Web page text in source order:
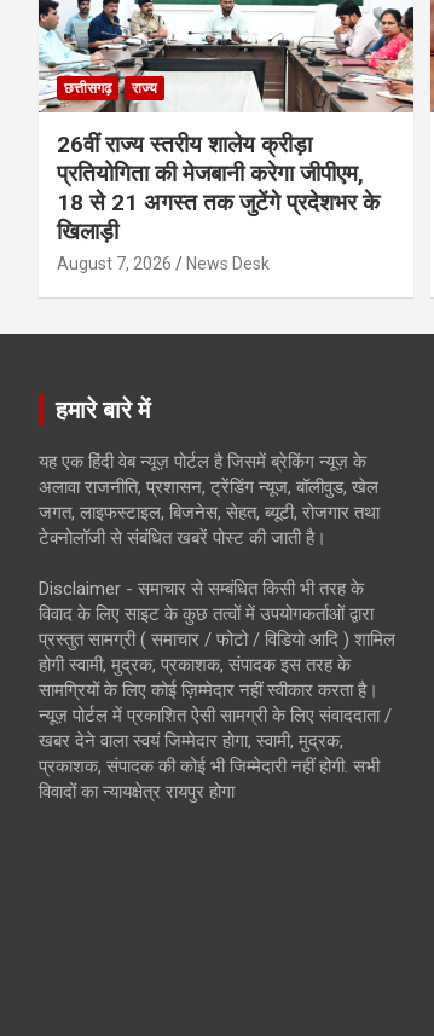
छत्तीसगढ़ राज्य
26वीं राज्य स्तरीय शालेय क्रीड़ा
प्रतियोगिता की मेजबानी करेगा जीपीएम,
18 से 21 अगस्त तक जुटेंगे प्रदेशभर के
खिलाड़ी
August 7, 2026 News Desk
हमारे बारे में
यह एक हिंदी वेब न्यूज़ पोर्टल है जिसमें ब्रेकिंग न्यूज़ के
अलावा राजनीति, प्रशासन, ट्रेंडिंग न्यूज, बॉलीवुड, खेल
जगत, लाइफस्टाइल, बिजनेस, सेहत, ब्यूटी, रोजगार तथा
टेक्नोलॉजी से संबंधित खबरें पोस्ट की जाती है।
Disclaimer - समाचार से सम्बंधित किसी भी तरह के
विवाद के लिए साइट के कुछ तत्वों में उपयोगकर्ताओं द्वारा
प्रस्तुत सामग्री ( समाचार / फोटो / विडियो आदि ) शामिल
होगी स्वामी, मुद्रक, प्रकाशक, संपादक इस तरह के
सामग्रियों के लिए कोई ज़िम्मेदार नहीं स्वीकार करता है।
न्यूज़ पोर्टल में प्रकाशित ऐसी सामग्री के लिए संवाददाता /
खबर देने वाला स्वयं जिम्मेदार होगा, स्वामी, मुद्रक,
प्रकाशक, संपादक की कोई भी जिम्मेदारी नहीं होगी. सभी
विवादों का न्यायक्षेत्र रायपुर होगा